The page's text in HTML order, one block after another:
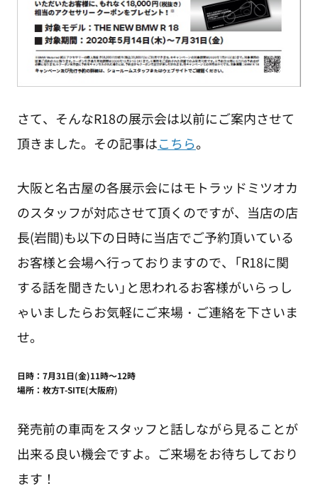
さて、そんなR18の展示会は以前にご案内させて
頂きました。その記事はこちら。
大阪と名古屋の各展示会にはモトラッドミツオカ
のスタッフが対応させて頂くのですが、当店の店
長(岩間)も以下の日時に当店でご予約頂いている
お客様と会場へ行っておりますので、「R18に関
する話を聞きたい」と思われるお客様がいらっし
ゃいましたらお気軽にご来場・ご連絡を下さいま
せ。
日時：7月31日(金)11時～12時
場所：枚方T-SITE(大阪府)
発売前の車両をスタッフと話しながら見ることが
出来る良い機会ですよ。ご来場をお待ちしており
ます！